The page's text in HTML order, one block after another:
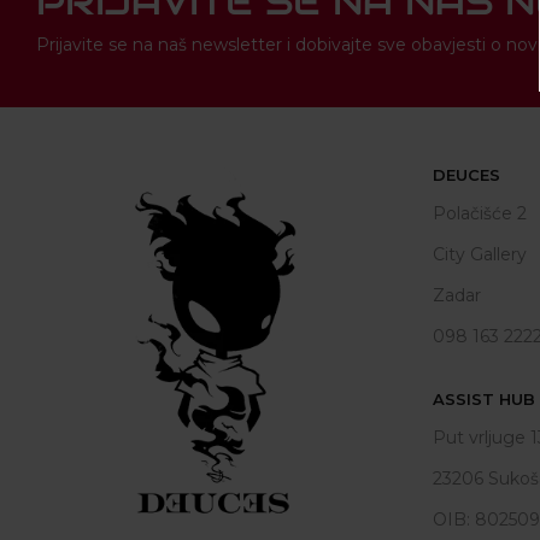
Prijavite se na naš newsletter i dobivajte sve obavjesti o
DEUCES
Polačišće 2
City Gallery
Zadar
098 163 2222
ASSIST
Put vrljuge
23206
OIB: